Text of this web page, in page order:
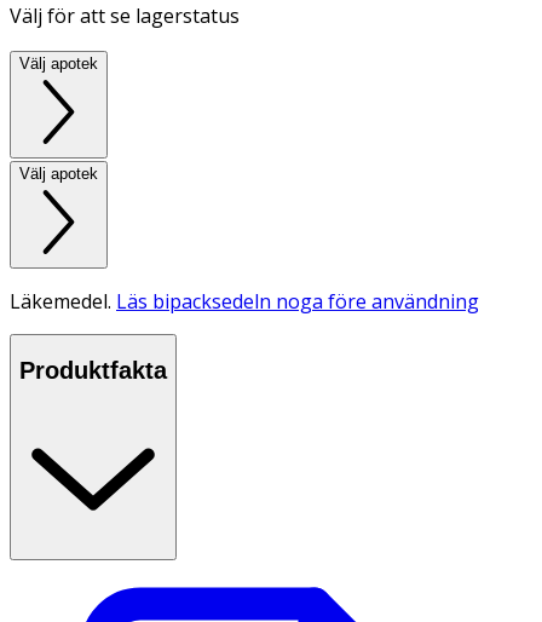
Välj för att se lagerstatus
Välj apotek
Välj apotek
Läkemedel. Läs bipacksedeln noga före användning
Produktfakta